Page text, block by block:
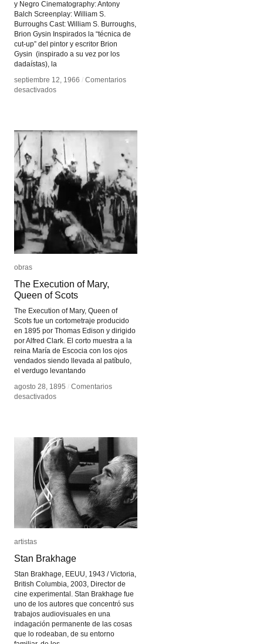
y Negro Cinematography: Antony
Balch Screenplay: William S.
Burroughs Cast: William S. Burroughs,
Brion Gysin Inspirados la “técnica de
cut-up” del pintor y escritor Brion
Gysin (inspirado a su vez por los
dadaístas), la
septiembre 12, 1966 / Comentarios
desactivadosen
septiembre 12, 1966 / Comentarios
desactivadosen
obras
The Execution of Mary,
Queen of Scots
The Execution of Mary, Queen of
Scots fue un cortometraje producido
en 1895 por Thomas Edison y dirigido
por Alfred Clark. El corto muestra a la
reina María de Escocia con los ojos
vendados siendo llevada al patíbulo,
el verdugo levantando
agosto 28, 1895 / Comentarios
desactivadosen
Mary,
Queen
of
Scots
obras
The Execution of Mary,
Queen of Scots
agosto 28, 1895 / Comentarios
desactivadosen
Mary,
Queen
of
Scots
artistas
Stan Brakhage
Stan Brakhage, EEUU, 1943 / Victoria,
British Columbia, 2003, Director de
cine experimental. Stan Brakhage fue
uno de los autores que concentró sus
trabajos audiovisuales en una
indagación permanente de las cosas
que lo rodeaban, de su entorno
artistas
Stan Brakhage